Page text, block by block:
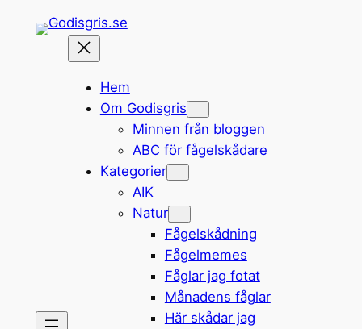
Hem
Om Godisgris
Minnen från bloggen
ABC för fågelskådare
Kategorier
AIK
Natur
Fågelskådning
Fågelmemes
Fåglar jag fotat
Månadens fåglar
Här skådar jag